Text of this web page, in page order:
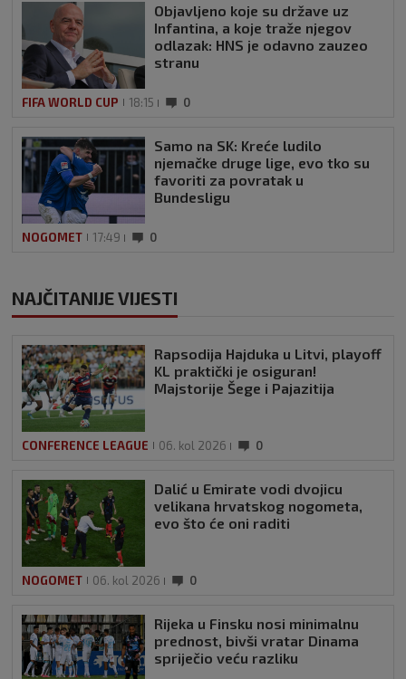
Objavljeno koje su države uz
Infantina, a koje traže njegov
odlazak: HNS je odavno zauzeo
stranu
FIFA WORLD CUP 18:15 0
Samo na SK: Kreće ludilo
njemačke druge lige, evo tko su
favoriti za povratak u
Bundesligu
NOGOMET 17:49 0
NAJČITANIJE VIJESTI
Rapsodija Hajduka u Litvi, playoff
KL praktički je osiguran!
Majstorije Šege i Pajazitija
CONFERENCE LEAGUE 06. kol 2026 0
Dalić u Emirate vodi dvojicu
velikana hrvatskog nogometa,
evo što će oni raditi
NOGOMET 06. kol 2026 0
Rijeka u Finsku nosi minimalnu
prednost, bivši vratar Dinama
spriječio veću razliku